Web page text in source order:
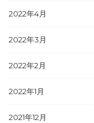
2022年4月
2022年3月
2022年2月
2022年1月
2021年12月